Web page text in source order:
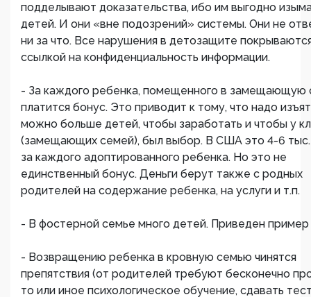
подделывают доказательства, ибо им выгодно
детей. И они «вне подозрений» системы. Они не
ни за что. Все нарушения в детозащите
ссылкой на конфиденциальность информации.
- За каждого ребенка, помещенного в замещающую
платится бонус. Это приводит к тому, что надо
можно больше детей, чтобы заработать и чтобы у
(замещающих семей), был выбор. В США это 4-6 тыс.
за каждого адоптированного ребенка. Но это не
единственный бонус. Деньги берут также с родных
родителей на содержание ребенка, на услуги и т.п.
- В фостерной семье много детей. Приведен пример
- Возвращению ребенка в кровную семью чинятся
препятствия (от родителей требуют бесконечно
то или иное психологическое обучение, сдавать